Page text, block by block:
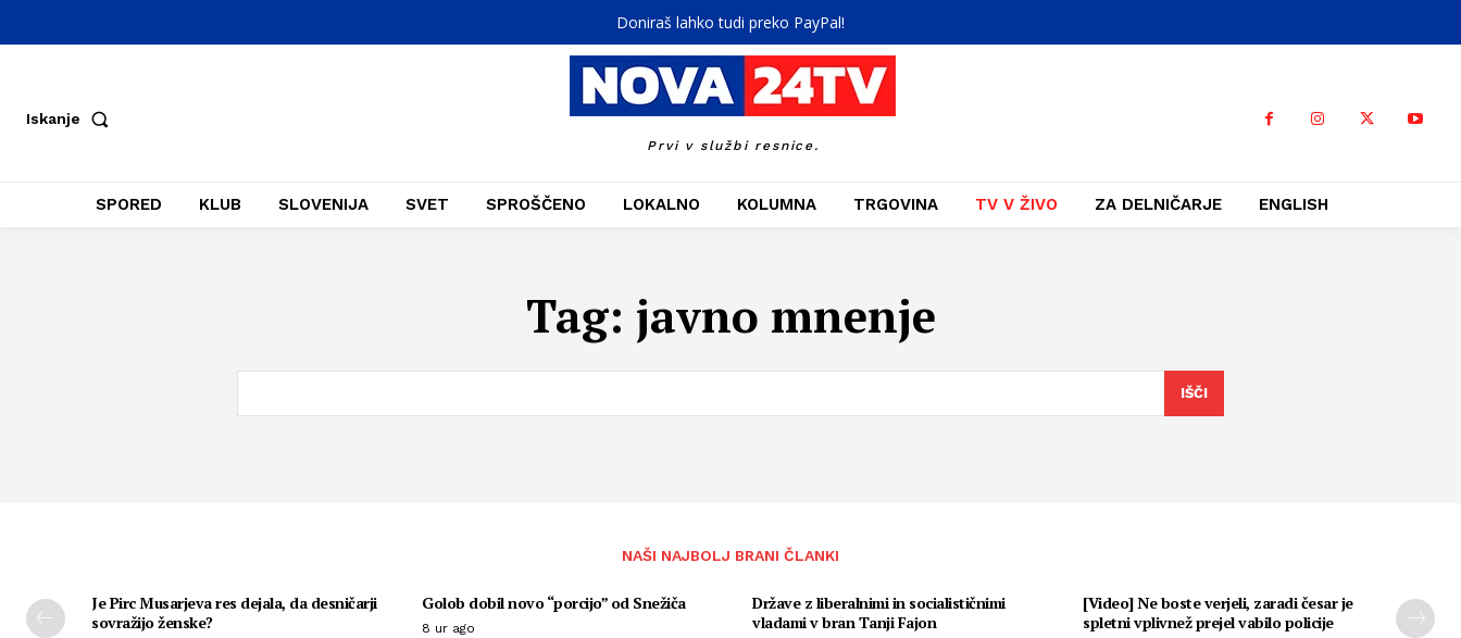
Doniraš lahko tudi preko PayPal!
Iskanje
Prvi v službi resnice.
SPORED KLUB SLOVENIJA SVET SPROŠČENO LOKALNO KOLUMNA TRGOVINA TV V ŽIVO ZA DELNIČARJE ENGLISH
Tag: javno mnenje
IŠČI
NAŠI NAJBOLJ BRANI ČLANKI
Je Pirc Musarjeva res dejala, da desničarji
sovražijo ženske?
Golob dobil novo “porcijo” od Snežiča
8 ur ago
Države z liberalnimi in socialističnimi
vladami v bran Tanji Fajon
[Video] Ne boste verjeli, zaradi česar je
spletni vplivnež prejel vabilo policije